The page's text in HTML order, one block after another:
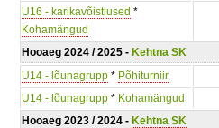
U16 - karikavõistlused *
Kohamängud
Hooaeg 2024 / 2025 - Kehtna SK
U14 - lõunagrupp * Põhiturniir
U14 - lõunagrupp * Kohamängud
Hooaeg 2023 / 2024 - Kehtna SK